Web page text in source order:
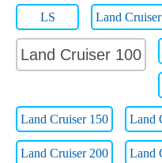
LS Land
Land Cruiser 100
Land Cruiser 150 Land
Land Cruiser 200 Land